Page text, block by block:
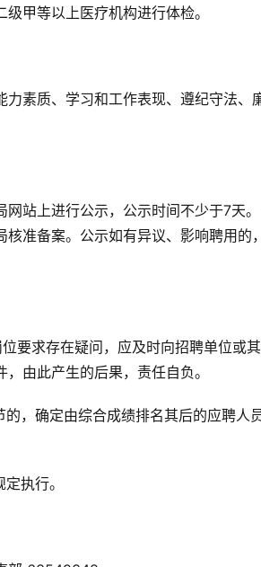
甲等以上医疗机构进行体检。
素质、学习和工作表现、遵纪守法、
站上进行公示，公示时间不少于7天
准备案。公示如有异议、影响聘用的
要求存在疑问，应及时向招聘单位或
由此产生的后果，责任自负。
，确定由综合成绩排名其后的应聘人
执行。